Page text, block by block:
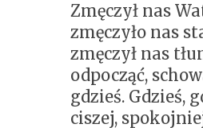
Zmęczył nas
zmęczyło nas
zmęczył nas
odpocząć,
gdzieś. Gdzieś,
ciszej,